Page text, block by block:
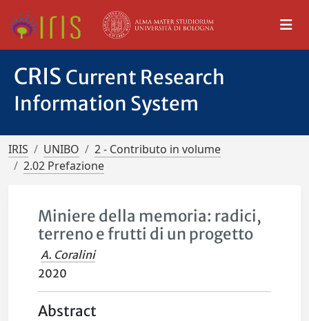
CRIS Current Research
Information System
IRIS UNIBO
2 - Contributo in volume
2.02 Prefazione
Miniere della memoria: radici,
terreno e frutti di un progetto
A. Coralini
2020
Abstract